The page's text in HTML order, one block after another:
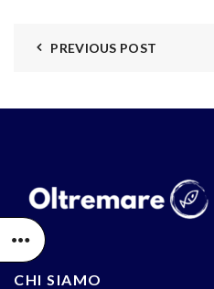
PREVIOUS POST
CHI SIAMO